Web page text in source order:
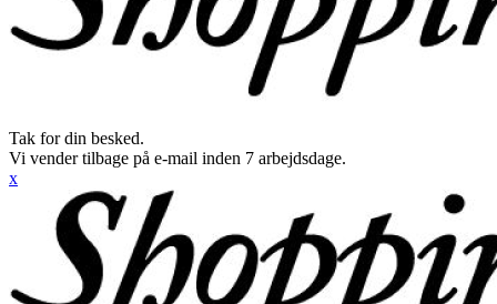
Tak for din besked.
Vi vender tilbage på e-mail inden 7 arbejdsdage.
x